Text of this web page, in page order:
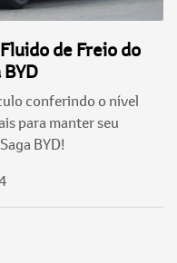
de Freio do
conferindo o nível
para manter seu
BYD!